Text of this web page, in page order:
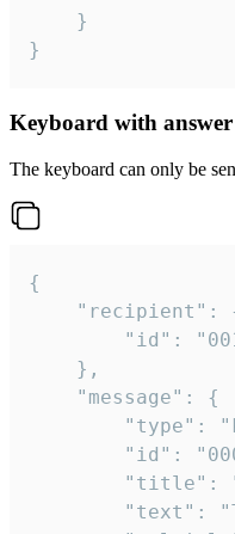
}
Keyboard with
The keyboard can only be
{